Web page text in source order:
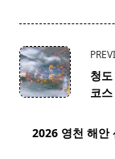
<span
class="nav-
subtitle
reader-
청
코스
2026 영천 해안